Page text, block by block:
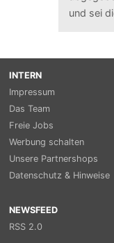
und sei
INTERN
Impressum
Das Team
Freie Jobs
Werbung schalten
Unsere Partnershops
Datenschutz & Hinweise
NEWSFEED
RSS 2.0